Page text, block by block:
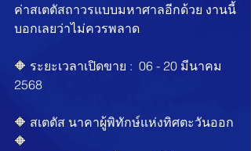
ค่าสเตตัสถาวรแบบมหาศาลอีกด้วย งานนี้
บอกเลยว่าไม่ควรพลาด
🔶 ระยะเวลาเปิดขาย :  06 - 20 มีนาคม
2568
🔶 สเตตัส นาคาผู้พิทักษ์แห่งทิศตะวันออก
🔶